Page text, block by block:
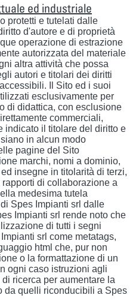
ed industriale
protetti e tutelati dalle
d'autore e di proprietà
operazione di estrazione
autorizzata del materiale
altra attività che possa
autori e titolari dei diritti
Il Sito ed i suoi
esclusivamente per
di didattica, con esclusione
commerciali,
indicato il titolare del diritto e
in alcun modo
pagine del Sito
marchi, nomi a dominio,
insegne in titolarità di terzi,
di collaborazione a
medesima tutela
Spes Impianti srl dalle
Impianti srl rende noto che
di tutti i segni
srl come metatags,
html che, pur non
o la formattazione di un
ogni caso istruzioni agli
ricerca per aumentare la
da quelli riconducibili a Spes